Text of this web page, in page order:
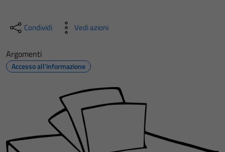
Condividi Vedi azioni
Argomenti
Accesso all'informazione